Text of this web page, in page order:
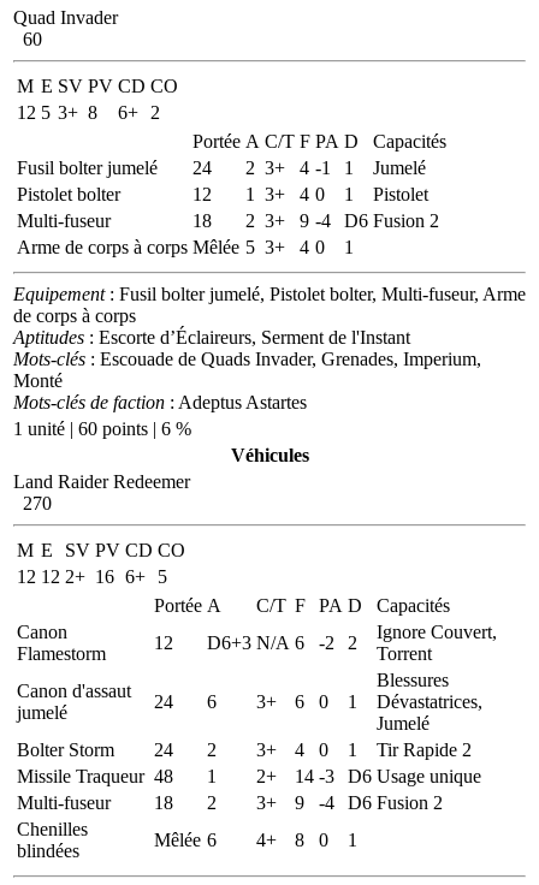
Quad Invader
60
M E SV PV CD CO
12 5 3+ 8 6+
2
Portée A C/T F PA D
Capacités
Fusil bolter jumelé
24 2 3+ 4 -1 1
Jumelé
Pistolet bolter
12 1 3+ 4 0 1
Pistolet
Multi-fuseur
18 2 3+ 9 -4 D6 Fusion 2
Arme de corps à corps Mêlée 5 3+ 4 0 1
Equipement: Fusil bolter jumelé, Pistolet bolter, Multi-fuseur, Arme
de corps à corps
Aptitudes : Escorte d’Éclaireurs, Serment de l'Instant
Mots-clés : Escouade de Quads Invader, Grenades, Imperium,
Monté
Mots-clés de faction : Adeptus Astartes
1 unité | 60 points | 6 %
Véhicules
Land Raider Redeemer
270
M E SV PV CD CO
12 12 2+ 16 6+
5
Portée A C/T F PA D
Capacités
Canon
Flamestorm
12 D6+3 N/A 6 -2 2
Ignore Couvert,
Torrent
Canon d'assaut
jumelé
24 6 3+ 6 0 1
Blessures
Dévastatrices,
Jumelé
Bolter Storm
24 2 3+ 4 0 1
Tir Rapide 2
Missile Traqueur 48 1 2+ 14 -3 D6 Usage unique
Multi-fuseur
18 2 3+ 9 -4 D6 Fusion 2
Chenilles
blindées
Mêlée 6 4+ 8 0 1